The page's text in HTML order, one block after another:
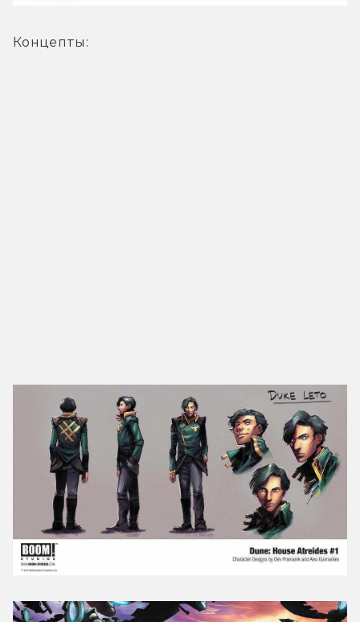
Концепты: